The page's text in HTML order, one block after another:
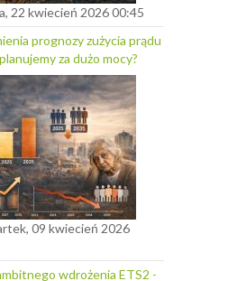
22 kwiecień 2026 00:45
prognozy zużycia prądu
za dużo mocy?
09 kwiecień 2026
wdrożenia ETS2 -